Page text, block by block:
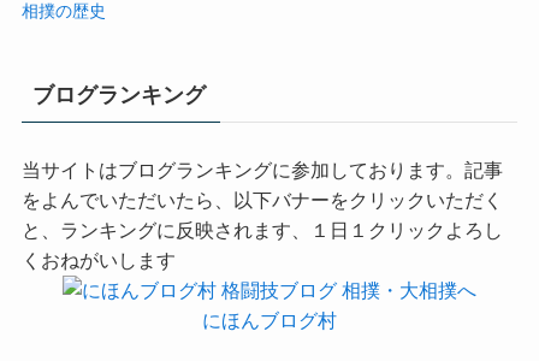
相撲の歴史
ブログランキング
当サイトはブログランキングに参加しております。記事
をよんでいただいたら、以下バナーをクリックいただく
と、ランキングに反映されます、１日１クリックよろし
くおねがいします
にほんブログ村